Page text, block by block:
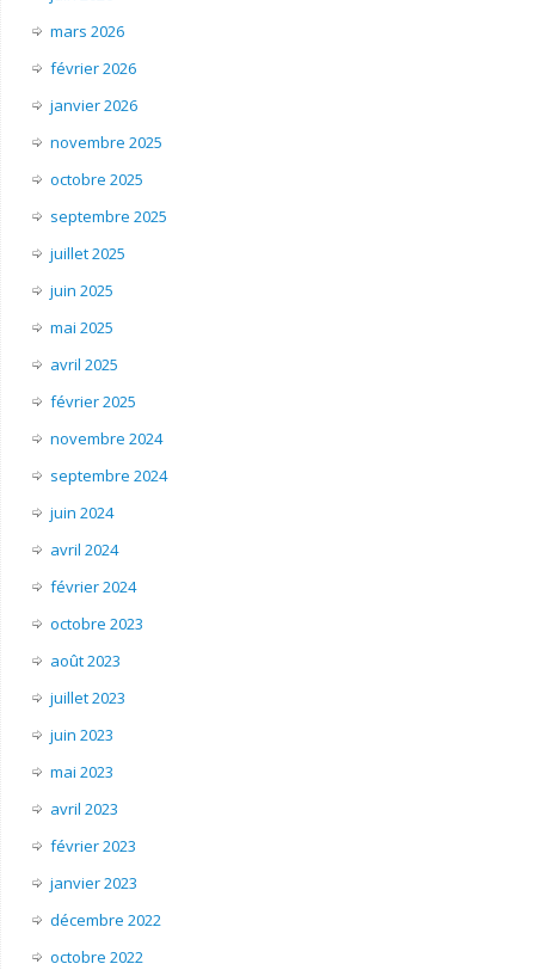
mars 2026
février 2026
janvier 2026
novembre 2025
octobre 2025
septembre 2025
juillet 2025
juin 2025
mai 2025
avril 2025
février 2025
novembre 2024
septembre 2024
juin 2024
avril 2024
février 2024
octobre 2023
août 2023
juillet 2023
juin 2023
mai 2023
avril 2023
février 2023
janvier 2023
décembre 2022
octobre 2022